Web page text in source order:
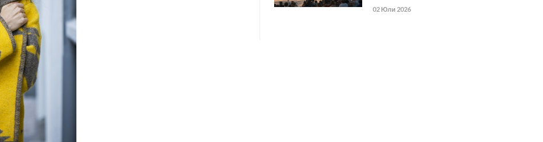
02 Юли 2026